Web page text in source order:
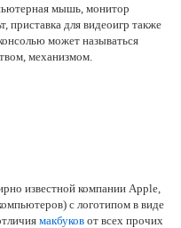
мышь, монитор
приставка для видеоигр также
может называться
механизмом.
известной компании Apple,
с логотипом в виде
макбуков от всех прочих